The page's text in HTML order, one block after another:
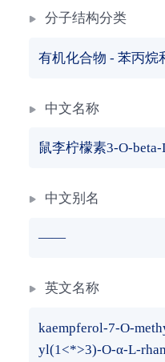
分子结构分类
有机化合物 - 苯丙烷
中文名称
鼠李柠檬素3-O-
中文别名
——
英文名称
kaempferol-7-O-
yl(1<*>3)-O-α-L-